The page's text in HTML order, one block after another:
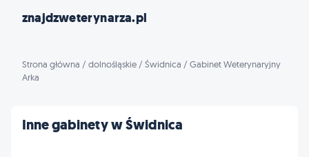
znajdzweterynarza.pl
Strona główna / dolnośląskie / Świdnica / Gabinet Weterynaryjny
Arka
Inne gabinety w Świdnica